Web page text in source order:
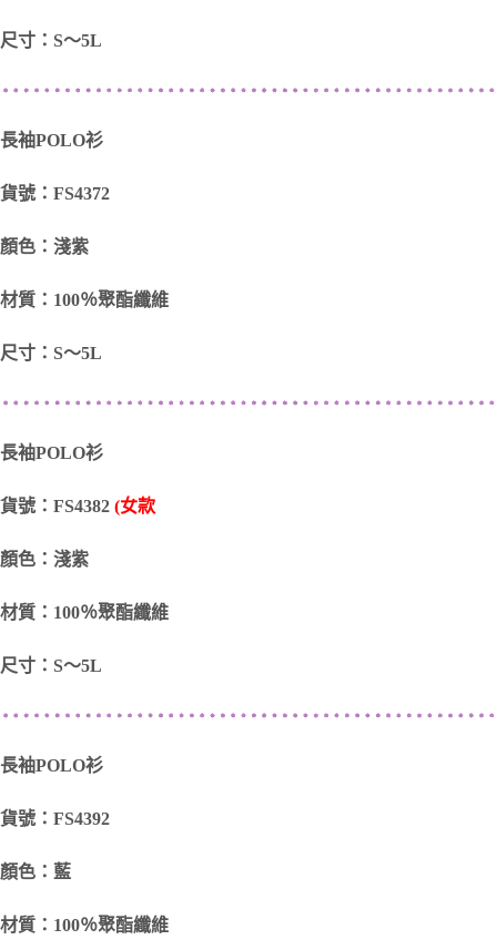
尺寸：S～5L
長袖POLO衫
貨號：FS4372
顏色：淺紫
材質：100％聚酯纖維
尺寸：S～5L
長袖POLO衫
貨號：FS4382 (女款
顏色：淺紫
材質：100％聚酯纖維
尺寸：S～5L
長袖POLO衫
貨號：FS4392
顏色：藍
材質：100％聚酯纖維